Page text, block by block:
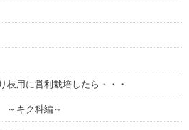
枝用に営利栽培したら・・・
～キク科編～